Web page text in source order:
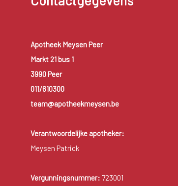
Apotheek Meysen Peer
Markt 21 bus 1
3990 Peer
011/610300
team@apotheekmeysen.be
Verantwoordelijke apotheker:
Meysen Patrick
Vergunningsnummer: 723001